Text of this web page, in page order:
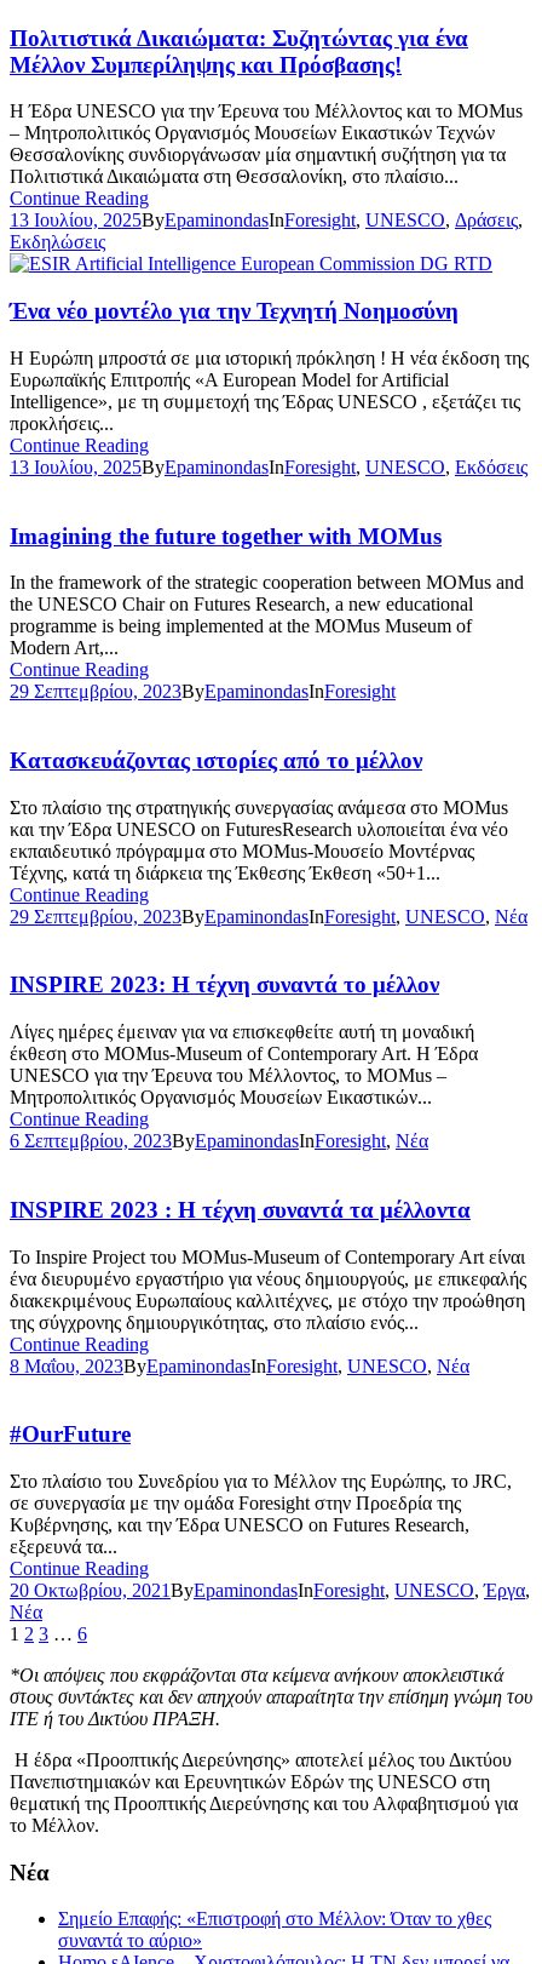
Πολιτιστικά Δικαιώματα: Συζητώντας για ένα
Μέλλον Συμπερίληψης και Πρόσβασης!
Η Έδρα UNESCO για την Έρευνα του Μέλλοντος και το MOMus
– Μητροπολιτικός Οργανισμός Μουσείων Εικαστικών Τεχνών
Θεσσαλονίκης συνδιοργάνωσαν μία σημαντική συζήτηση για τα
Πολιτιστικά Δικαιώματα στη Θεσσαλονίκη, στο πλαίσιο...
Continue Reading
13 Ιουλίου, 2025ByEpaminondasInForesight, UNESCO, Δράσεις,
Εκδηλώσεις
Ένα νέο μοντέλο για την Τεχνητή Νοημοσύνη
Η Ευρώπη μπροστά σε μια ιστορική πρόκληση ! Η νέα έκδοση της
Ευρωπαϊκής Επιτροπής «A European Model for Artificial
Intelligence», με τη συμμετοχή της Έδρας UNESCO , εξετάζει τις
προκλήσεις...
Continue Reading
13 Ιουλίου, 2025ByEpaminondasInForesight, UNESCO, Εκδόσεις
Imagining the future together with MOMus
In the framework of the strategic cooperation between MOMus and
the UNESCO Chair on Futures Research, a new educational
programme is being implemented at the MOMus Museum of
Modern Art,...
Continue Reading
29 Σεπτεμβρίου, 2023ByEpaminondasInForesight
Κατασκευάζοντας ιστορίες από το μέλλον
Στο πλαίσιο της στρατηγικής συνεργασίας ανάμεσα στο MOMus
και την Έδρα UNESCO on FuturesResearch υλοποιείται ένα νέο
εκπαιδευτικό πρόγραμμα στο MOMus-Μουσείο Μοντέρνας
Τέχνης, κατά τη διάρκεια της Έκθεσης Έκθεση «50+1...
Continue Reading
29 Σεπτεμβρίου, 2023ByEpaminondasInForesight, UNESCO, Νέα
INSPIRE 2023: Η τέχνη συναντά το μέλλον
Λίγες ημέρες έμειναν για να επισκεφθείτε αυτή τη μοναδική
έκθεση στο MOMus-Museum of Contemporary Art. Η Έδρα
UNESCO για την Έρευνα του Μέλλοντος, το MOMus –
Μητροπολιτικός Οργανισμός Μουσείων Εικαστικών...
Continue Reading
6 Σεπτεμβρίου, 2023ByEpaminondasInForesight, Νέα
INSPIRE 2023 : Η τέχνη συναντά τα μέλλοντα
Το Inspire Project του MOMus-Museum of Contemporary Art είναι
ένα διευρυμένο εργαστήριο για νέους δημιουργούς, με επικεφαλής
διακεκριμένους Ευρωπαίους καλλιτέχνες, με στόχο την προώθηση
της σύγχρονης δημιουργικότητας, στο πλαίσιο ενός...
Continue Reading
8 Μαΐου, 2023ByEpaminondasInForesight, UNESCO, Νέα
#OurFuture
Στο πλαίσιο του Συνεδρίου για το Μέλλον της Ευρώπης, το JRC,
σε συνεργασία με την ομάδα Foresight στην Προεδρία της
Κυβέρνησης, και την Έδρα UNESCO on Futures Research,
εξερευνά τα...
Continue Reading
20 Οκτωβρίου, 2021ByEpaminondasInForesight, UNESCO, Έργα,
Νέα
1 2 3 … 6
*Οι απόψεις που εκφράζονται στα κείμενα ανήκουν αποκλειστικά
στους συντάκτες και δεν απηχούν απαραίτητα την επίσημη γνώμη του
ΙΤΕ ή του Δικτύου ΠΡΑΞΗ.
Η έδρα «Προοπτικής Διερεύνησης» αποτελεί μέλος του Δικτύου
Πανεπιστημιακών και Ερευνητικών Εδρών της UNESCO στη
θεματική της Προοπτικής Διερεύνησης και του Αλφαβητισμού για
το Μέλλον.
Νέα
Σημείο Επαφής: «Επιστροφή στο Μέλλον: Όταν το χθες
συναντά το αύριο»